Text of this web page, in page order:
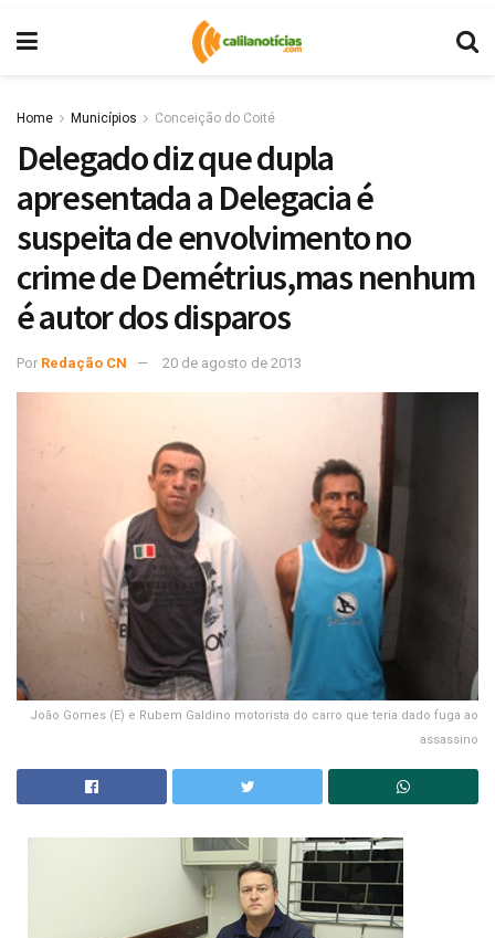
Home Municípios Conceição do Coité
Delegado diz que dupla
apresentada a Delegacia é
suspeita de envolvimento no
crime de Demétrius,mas nenhum
é autor dos disparos
Por Redação CN 20 de agosto de 2013
João Gomes (E) e Rubem Galdino motorista do carro que teria dado fuga ao
assassino